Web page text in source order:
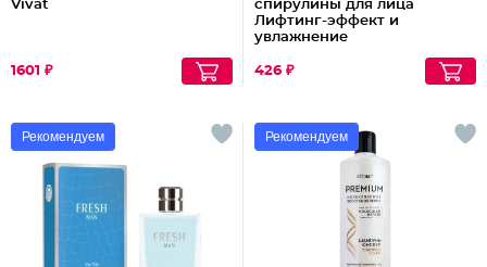
Vivat
1601 ₽
спирулины для лица
Лифтинг-эффект и
увлажнение
426 ₽
Рекомендуем Рекомендуем